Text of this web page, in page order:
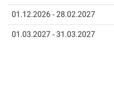
01.12.2026 - 28.02.2027
01.03.2027 - 31.03.2027